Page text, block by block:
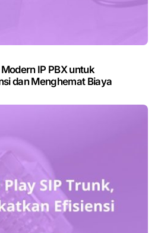
IP PBX untuk
dan Menghemat Biaya